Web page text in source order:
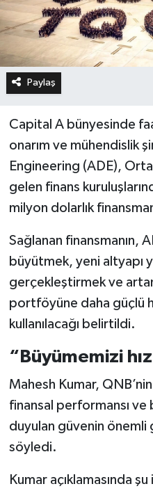
Paylaş
Capital A bünyesinde
onarım ve mühendislik
Engineering (ADE),
gelen finans
milyon dolarlık
Sağlanan finansmanın,
büyütmek, yeni altyapı
gerçekleştirmek ve
portföyüne daha güçlü
kullanılacağı belirtildi.
“Büyümemizi
Mahesh Kumar,
finansal performansı
duyulan güvenin
söyledi.
Kumar açıklamasında